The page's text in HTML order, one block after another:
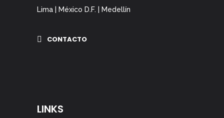
Lima | México D.F. | Medellín
CONTACTO
LINKS